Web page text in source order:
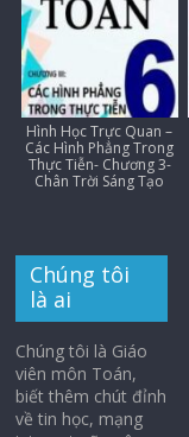
Hình Học Trực Quan –
Các Hình Phẳng Trong
Thực Tiễn- Chương 3-
Chân Trời Sáng Tạo
Chúng tôi
là ai
Chúng tôi là Giáo
viên môn Toán,
biết thêm chút đỉnh
về tin học, mạng